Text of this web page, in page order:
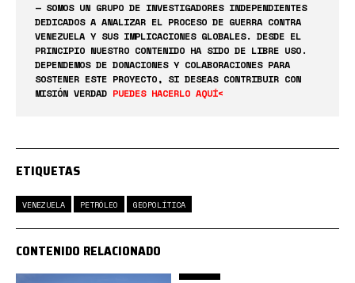
— SOMOS UN GRUPO DE INVESTIGADORES INDEPENDIENTES
DEDICADOS A ANALIZAR EL PROCESO DE GUERRA CONTRA
VENEZUELA Y SUS IMPLICACIONES GLOBALES. DESDE EL
PRINCIPIO NUESTRO CONTENIDO HA SIDO DE LIBRE USO.
DEPENDEMOS DE DONACIONES Y COLABORACIONES PARA
SOSTENER ESTE PROYECTO, SI DESEAS CONTRIBUIR CON
MISIÓN VERDAD PUEDES HACERLO AQUÍ<
ETIQUETAS
VENEZUELA PETRÓLEO GEOPOLÍTICA
CONTENIDO RELACIONADO